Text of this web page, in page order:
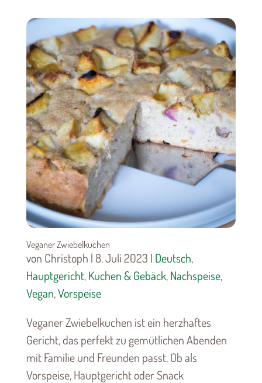
Veganer Zwiebelkuchen
von Christoph | 8. Juli 2023 | Deutsch,
Hauptgericht,Kuchen & Gebäck,Nachspeise,
Vegan,Vorspeise
Veganer Zwiebelkuchen ist ein herzhaftes
Gericht, das perfekt zu gemütlichen Abenden
mit Familie und Freunden passt. Ob als
Vorspeise, Hauptgericht oder Snack